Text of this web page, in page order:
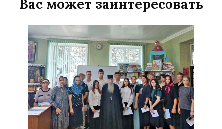
Вас может заинтересовать